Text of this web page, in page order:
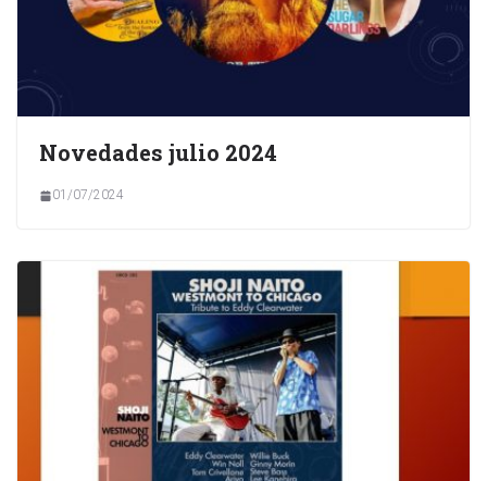
Novedades julio 2024
01/07/2024